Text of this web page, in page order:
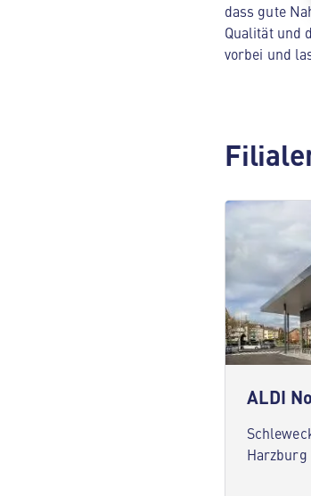
dass gute
Qualität und
vorbei und
ALDI
Harzburg